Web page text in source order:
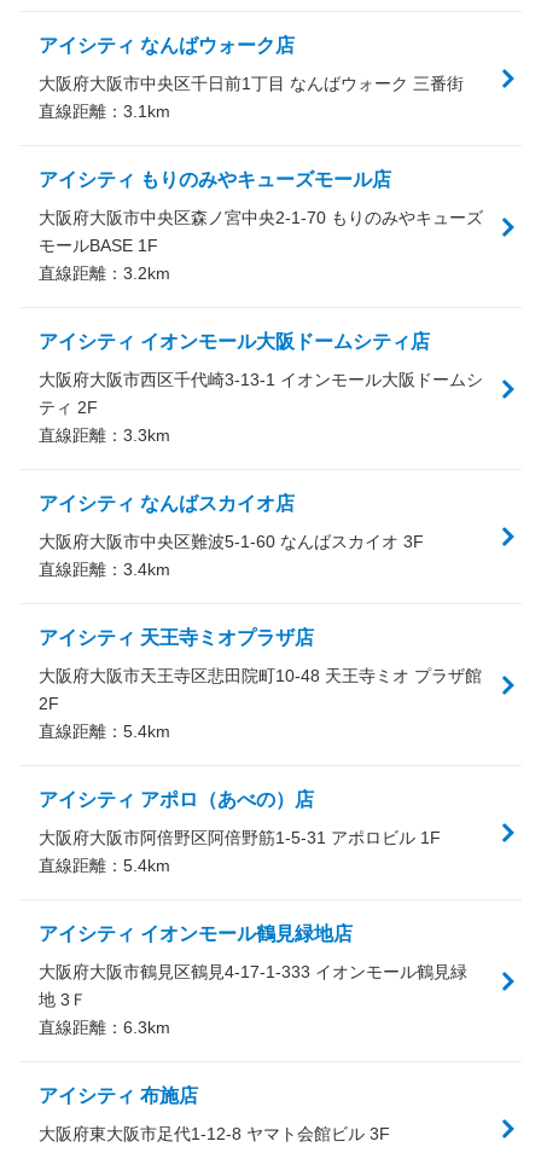
アイシティ なんばウォーク店
大阪府大阪市中央区千日前1丁目 なんばウォーク 三番街
直線距離： 3.1 km
アイシティ もりのみやキューズモール店
大阪府大阪市中央区森ノ宮中央2-1-70 もりのみやキューズ
モールBASE 1F
直線距離： 3.2km
アイシティ イオンモール大阪ドームシティ店
大阪府大阪市西区千代崎3-13-1 イオンモール大阪ドームシ
ティ 2F
直線距離： 3.3km
アイシティ なんばスカイオ店
大阪府大阪市中央区難波5-1-60 なんばスカイオ 3F
直線距離： 3.4km
アイシティ 天王寺ミオプラザ店
大阪府大阪市天王寺区悲田院町10-48 天王寺ミオ プラザ館
2F
直線距離： 5.4km
アイシティ アポロ（あべの）店
大阪府大阪市阿倍野区阿倍野筋1-5-31 アポロビル 1F
直線距離： 5.4km
アイシティ イオンモール鶴見緑地店
大阪府大阪市鶴見区鶴見4-17-1-333 イオンモール鶴見緑
地 3Ｆ
直線距離： 6.3km
アイシティ 布施店
大阪府東大阪市足代1-12-8 ヤマト会館ビル 3F